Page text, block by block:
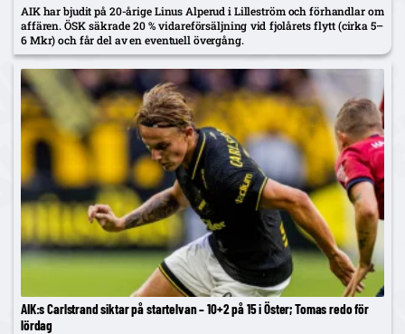
AIK har bjudit på 20-årige Linus Alperud i Lilleström och förhandlar om
affären. ÖSK säkrade 20 % vidareförsäljning vid fjolårets flytt (cirka 5–
6 Mkr) och får del av en eventuell övergång.
AIK:s Carlstrand siktar på startelvan – 10+2 på 15 i Öster; Tomas redo för
lördag